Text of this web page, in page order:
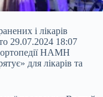
і лікарів
29.07.2024 18:07
ортопедії НАМН
для лікарів та